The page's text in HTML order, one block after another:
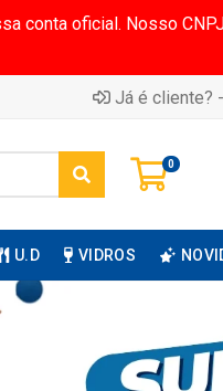
conta oficial. Nosso
Já é cliente?
0
U.D VIDROS